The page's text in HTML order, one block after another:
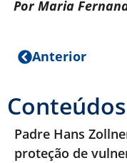
Por Maria
Anterior
Padre Hans
proteção de